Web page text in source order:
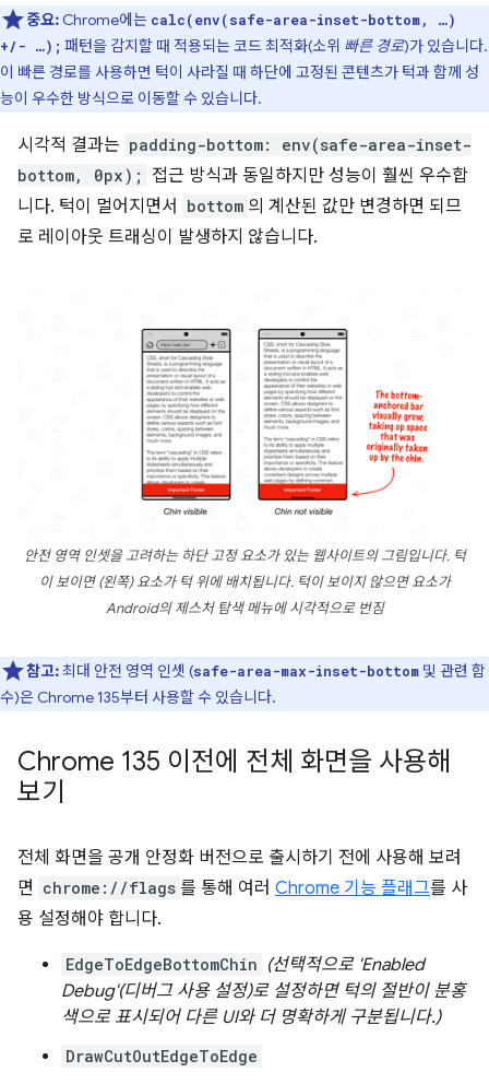
중요: Chrome에는 calc(env(safe-area-inset-bottom, …)
+/- …); 패턴을 감지할 때 적용되는 코드 최적화(소위 빠른 경로)가 있습니다.
이 빠른 경로를 사용하면 턱이 사라질 때 하단에 고정된 콘텐츠가 턱과 함께 성
능이 우수한 방식으로 이동할 수 있습니다.
시각적 결과는 padding-bottom: env(safe-area-inset-
bottom, 0px);
접근 방식과 동일하지만 성능이 훨씬 우수합
니다. 턱이 멀어지면서
bottom 의 계산된 값만 변경하면 되므
로 레이아웃 트래싱이 발생하지 않습니다.
안전 영역 인셋을 고려하는 하단 고정 요소가 있는 웹사이트의 그림입니다. 턱
이 보이면 (왼쪽) 요소가 턱 위에 배치됩니다. 턱이 보이지 않으면 요소가
Android의 제스처 탐색 메뉴에 시각적으로 번짐
참고:최대 안전 영역 인셋 (safe-area-max-inset-bottom 및 관련 함
수)은 Chrome 135부터 사용할 수 있습니다.
Chrome 135 이전에 전체 화면을 사용해
보기
전체 화면을 공개 안정화 버전으로 출시하기 전에 사용해 보려
면 chrome://flags 를 통해 여러 Chrome 기능 플래그를 사
용 설정해야 합니다.
EdgeToEdgeBottomChin (선택적으로 'Enabled
Debug'(디버그 사용 설정)로 설정하면 턱의 절반이 분홍
색으로 표시되어 다른 UI와 더 명확하게 구분됩니다.)
DrawCutOutEdgeToEdge